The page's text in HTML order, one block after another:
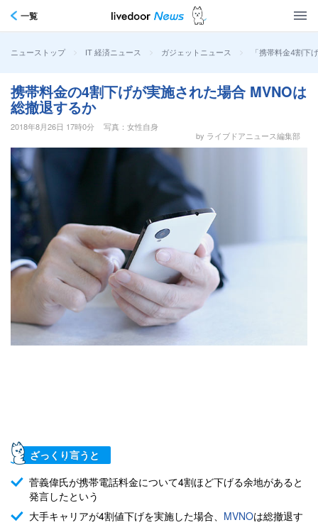
一覧
ニューストップ > IT 経済ニュース > ガジェットニュース > 「携帯料金4割下
携帯料金の4割下げが実施された場合 MVNOは
総撤退するか
2018年8月26日 17時0分
写真：女性自身
by ライブドアニュース編集部
ざっくり言うと
菅義偉氏が携帯電話料金について4割ほど下げる余地があると
発言したという
大手キャリアが4割値下げを実施した場合、 MVNOは総撤退す